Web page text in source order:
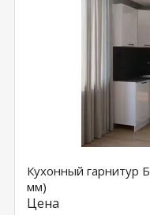
Кухонный гарнитур
мм)
Цена